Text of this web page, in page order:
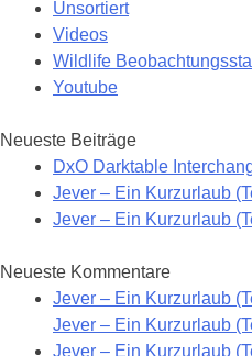
Unsortiert
Videos
Wildlife
Youtube
Neueste Beiträge
DxO Darktable
Jever – Ein Kurzurlaub
Jever – Ein Kurzurlaub
Neueste Kommentare
Jever – Ein Kurzurlaub
Jever – Ein Kurzurlaub
Jever – Ein Kurzurlaub